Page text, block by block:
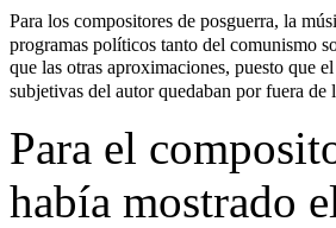
Para los compositores de posguerra, la
programas políticos tanto del comunismo
que las otras aproximaciones, puesto que el
subjetivas del autor quedaban por fuera de
Para el
había mostrado